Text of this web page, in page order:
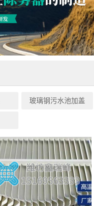
玻璃钢污水池加盖